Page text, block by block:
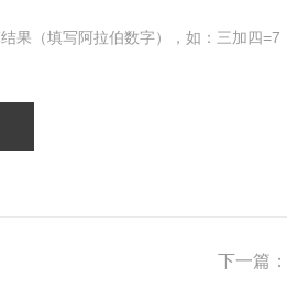
果（填写阿拉伯数字），如：三加四=7
下一篇：